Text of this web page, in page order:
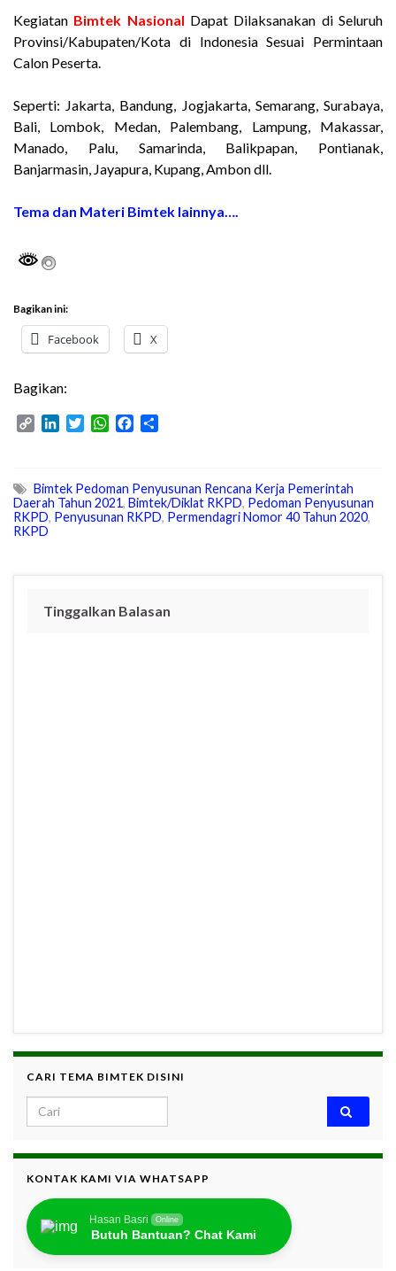
Kegiatan Bimtek Nasional Dapat Dilaksanakan di Seluruh
Provinsi/Kabupaten/Kota di Indonesia Sesuai Permintaan
Calon Peserta.
Seperti: Jakarta, Bandung, Jogjakarta, Semarang, Surabaya,
Bali, Lombok, Medan, Palembang, Lampung, Makassar,
Manado, Palu, Samarinda, Balikpapan, Pontianak,
Banjarmasin, Jayapura, Kupang, Ambon dll.
Tema dan Materi Bimtek lainnya….
Bagikan ini:
Facebook X
Bagikan:
L
i
n
e
d
t
e
W
s
A
b
o
e
Bimtek Pedoman Penyusunan Rencana Kerja Pemerintah
Daerah Tahun 2021, Bimtek/Diklat RKPD, Pedoman Penyusunan
RKPD, Penyusunan RKPD, Permendagri Nomor 40 Tahun 2020,
RKPD
Tinggalkan Balasan
CARI TEMA BIMTEK DISINI
Search for:
KONTAK KAMI VIA WHATSAPP
Hasan Basri Online
Butuh Bantuan? Chat Kami